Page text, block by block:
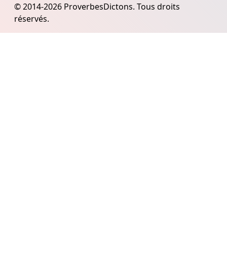
© 2014-2026 ProverbesDictons. Tous droits
réservés.